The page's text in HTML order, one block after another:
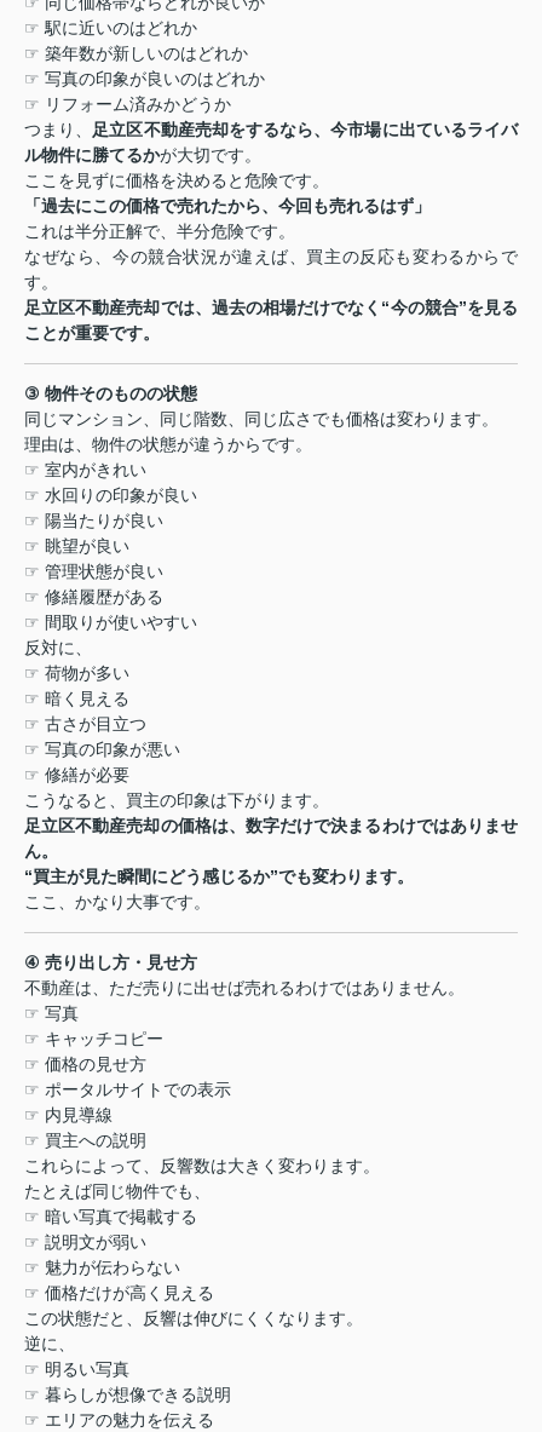
☞ 駅に近いのはどれか
☞ 築年数が新しいのはどれか
☞ 写真の印象が良いのはどれか
☞ リフォーム済みかどうか
つまり、
足立区不動産売却をするなら、今市場に出ているライバ
ル物件に勝てるかが大切です。
ここを見ずに価格を決めると危険です。
「過去にこの価格で売れたから、今回も売れるはず」
これは半分正解で、半分危険です。
なぜなら、今の競合状況が違えば、買主の反応も変わるからで
す。
足立区不動産売却では、過去の相場だけでなく “今の競合”を見る
ことが重要です。
③ 物件そのものの状態
同じマンション、同じ階数、同じ広さでも価格は変わります。
理由は、物件の状態が違うからです。
☞ 室内がきれい
☞ 水回りの印象が良い
☞ 陽当たりが良い
☞ 眺望が良い
☞ 管理状態が良い
☞ 修繕履歴がある
☞ 間取りが使いやすい
反対に、
☞ 荷物が多い
☞ 暗く見える
☞ 古さが目立つ
☞ 写真の印象が悪い
☞ 修繕が必要
こうなると、買主の印象は下がります。
足立区不動産売却の価格は、数字だけで決まるわけではありませ
ん。
“買主が見た瞬間にどう感じるか”でも変わります。
ここ、かなり大事です。
④ 売り出し方・見せ方
不動産は、ただ売りに出せば売れるわけではありません。
☞ 写真
☞ キャッチコピー
☞ 価格の見せ方
☞ ポータルサイトでの表示
☞ 内見導線
☞ 買主への説明
これらによって、反響数は大きく変わります。
たとえば同じ物件でも、
☞ 暗い写真で掲載する
☞ 説明文が弱い
☞ 魅力が伝わらない
☞ 価格だけが高く見える
この状態だと、反響は伸びにくくなります。
逆に、
☞ 明るい写真
☞ 暮らしが想像できる説明
☞ エリアの魅力を伝える